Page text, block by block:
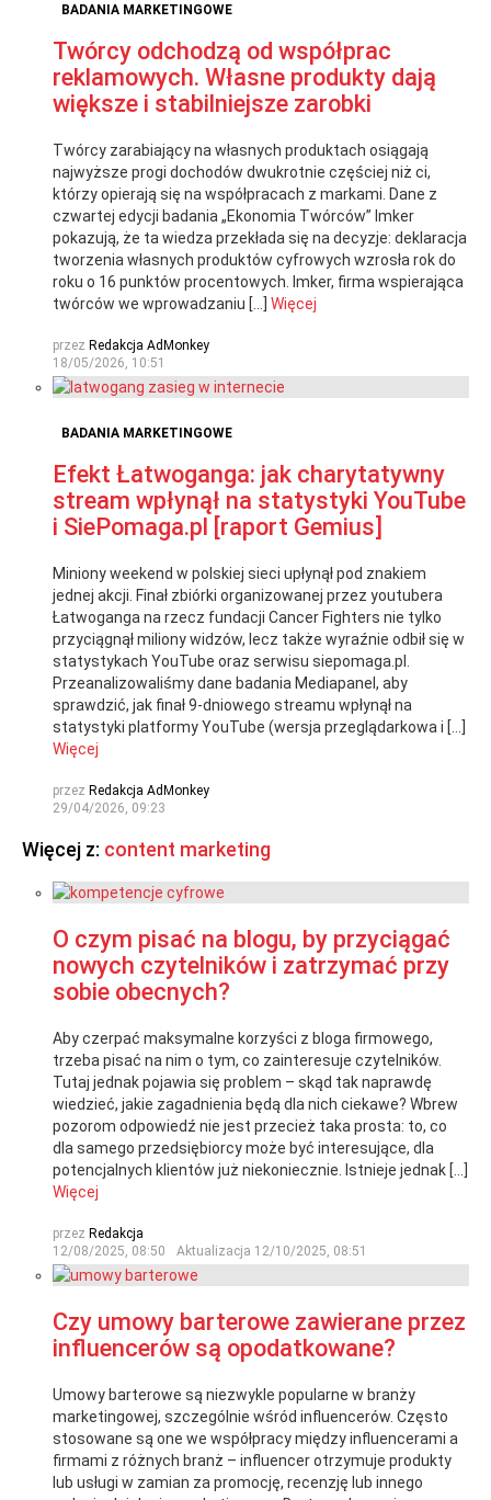
BADANIA MARKETINGOWE
Twórcy odchodzą od współprac
reklamowych. Własne produkty dają
większe i stabilniejsze zarobki
Twórcy zarabiający na własnych produktach osiągają
najwyższe progi dochodów dwukrotnie częściej niż ci,
którzy opierają się na współpracach z markami. Dane z
czwartej edycji badania „Ekonomia Twórców” Imker
pokazują, że ta wiedza przekłada się na decyzje: deklaracja
tworzenia własnych produktów cyfrowych wzrosła rok do
roku o 16 punktów procentowych. Imker, firma wspierająca
twórców we wprowadzaniu […] Więcej
przez Redakcja AdMonkey
18/05/2026, 10:51
BADANIA MARKETINGOWE
Efekt Łatwoganga: jak charytatywny
stream wpłynął na statystyki YouTube
i SiePomaga.pl [raport Gemius]
Miniony weekend w polskiej sieci upłynął pod znakiem
jednej akcji. Finał zbiórki organizowanej przez youtubera
Łatwoganga na rzecz fundacji Cancer Fighters nie tylko
przyciągnął miliony widzów, lecz także wyraźnie odbił się w
statystykach YouTube oraz serwisu siepomaga.pl.
Przeanalizowaliśmy dane badania Mediapanel, aby
sprawdzić, jak finał 9-dniowego streamu wpłynął na
statystyki platformy YouTube (wersja przeglądarkowa i […]
Więcej
przez Redakcja AdMonkey
29/04/2026, 09:23
Więcej z: content marketing
O czym pisać na blogu, by przyciągać
nowych czytelników i zatrzymać przy
sobie obecnych?
Aby czerpać maksymalne korzyści z bloga firmowego,
trzeba pisać na nim o tym, co zainteresuje czytelników.
Tutaj jednak pojawia się problem – skąd tak naprawdę
wiedzieć, jakie zagadnienia będą dla nich ciekawe? Wbrew
pozorom odpowiedź nie jest przecież taka prosta: to, co
dla samego przedsiębiorcy może być interesujące, dla
potencjalnych klientów już niekoniecznie. Istnieje jednak […]
Więcej
przez Redakcja
12/08/2025, 08:50
Aktualizacja 12/10/2025, 08:51
Czy umowy barterowe zawierane przez
influencerów są opodatkowane?
Umowy barterowe są niezwykle popularne w branży
marketingowej, szczególnie wśród influencerów. Często
stosowane są one we współpracy między influencerami a
firmami z różnych branż – influencer otrzymuje produkty
lub usługi w zamian za promocję, recenzję lub innego